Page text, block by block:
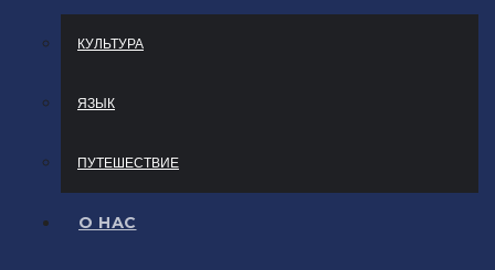
КУЛЬТУРА
ЯЗЫК
ПУТЕШЕСТВИЕ
О НАС